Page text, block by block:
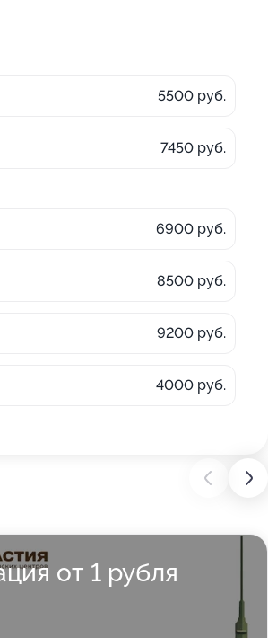
5500 руб.
7450 руб.
6900 руб.
8500 руб.
9200 руб.
4000 руб.
от 1 рубля